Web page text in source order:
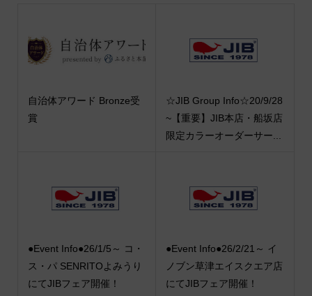
自治体アワード Bronze受
賞
☆JIB Group Info☆20/9/28
~【重要】JIB本店・船坂店
限定カラーオーダーサー...
●Event Info●26/1/5～ コ・
ス・パ SENRITOよみうり
にてJIBフェア開催！
●Event Info●26/2/21～ イ
ノブン草津エイスクエア店
にてJIBフェア開催！